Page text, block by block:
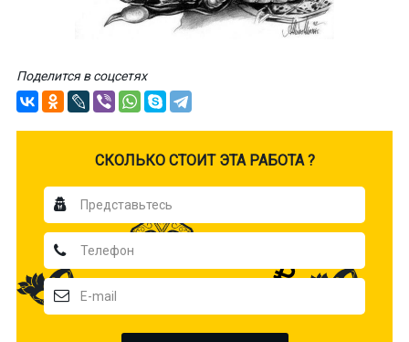
Поделится в соцсетях
CКОЛЬКО СТОИТ ЭТА РАБОТА ?